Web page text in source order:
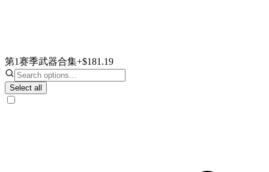
第1赛季武器合集+$181.19
Select all